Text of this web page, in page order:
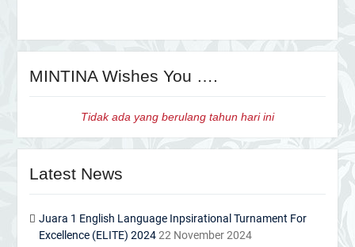
MINTINA Wishes You ….
Tidak ada yang berulang tahun hari ini
Latest News
Juara 1 English Language Inpsirational Turnament For
Excellence (ELITE) 2024 22 November 2024